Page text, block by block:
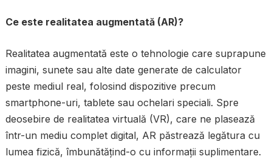
Ce este realitatea augmentată (AR)?
Realitatea augmentată este o tehnologie care suprapune
imagini, sunete sau alte date generate de calculator
peste mediul real, folosind dispozitive precum
smartphone-uri, tablete sau ochelari speciali. Spre
deosebire de realitatea virtuală (VR), care ne plasează
într-un mediu complet digital, AR păstrează legătura cu
lumea fizică, îmbunătățind-o cu informații suplimentare.